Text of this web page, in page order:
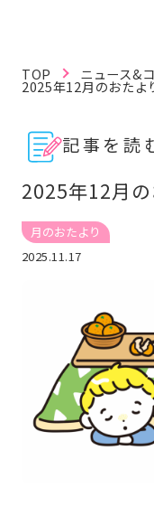
記事を読む
リフレ白書
#紙おむつ（リ
#レクリエーシ
#研修
#人材
#認知症
#ぬ
記事を読
2025年12月
月のおたより
2025.11.17
TOP ニュース&
2025年12月のおたよ